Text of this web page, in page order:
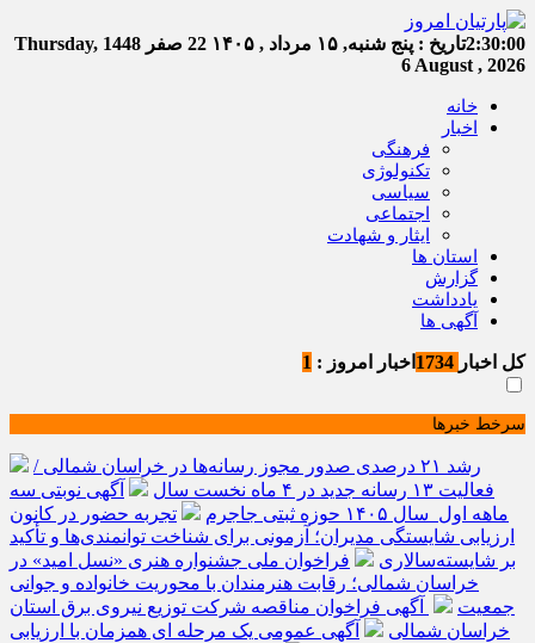
2:30:01تاریخ : پنج شنبه, ۱۵ مرداد , ۱۴۰۵ 22 صفر 1448
Thursday,
6 August , 2026
خانه
اخبار
فرهنگی
تکنولوژی
سیاسی
اجتماعی
ایثار و شهادت
استان ها
گزارش
یادداشت
آگهی ها
کل اخبار اخبار امروز : 1
سرخط خبرها
رشد ۲۱ درصدی صدور مجوز رسانه‌ها در خراسان شمالی /
فعالیت ۱۳ رسانه جدید در ۴ ماه نخست سال
آگهی نوبتی سه
ماهه اول سال ۱۴۰۵ حوزه ثبتی جاجرم
تجربه حضور در کانون
ارزیابی شایستگی مدیران؛ آزمونی برای شناخت توانمندی‌ها و تأکید
بر شایسته‌سالاری
فراخوان ملی جشنواره هنری «نسل امید» در
خراسان شمالی؛ رقابت هنرمندان با محوریت خانواده و جوانی
جمعیت
آگهی فراخوان مناقصه شرکت توزیع نیروی برق استان
خراسان شمالی
آگهی عمومی یک مرحله ای همزمان با ارزیابی